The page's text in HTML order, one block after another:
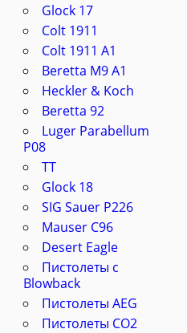
Glock 17
Colt 1911
Colt 1911 A1
Beretta M9 A1
Heckler & Koch
Beretta 92
Luger Parabellum
P08
ТТ
Glock 18
SIG Sauer P226
Mauser C96
Desert Eagle
Пистолеты с
Blowback
Пистолеты AEG
Пистолеты CO2